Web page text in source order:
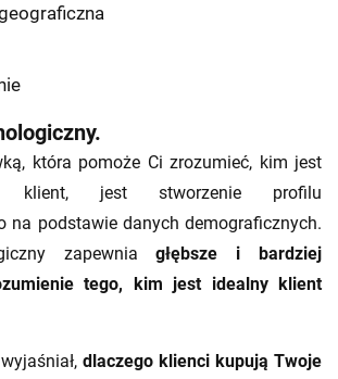
która pomoże Ci zrozumieć, kim jest
klient, jest stworzenie profilu
na podstawie danych demograficznych.
zapewniagłębsze i bardziej
tego, kim jest idealny klient
dlaczego klienci kupują Twoje